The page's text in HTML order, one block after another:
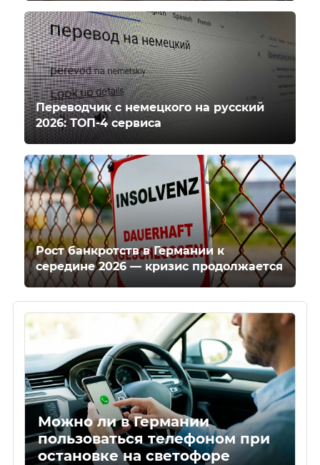
Переводчик с немецкого на русский
2026: ТОП-4 сервиса
Рост банкротств в Германии к
середине 2026 — кризис продолжается
Можно ли в Германии
пользоваться телефоном при
остановке на светофоре